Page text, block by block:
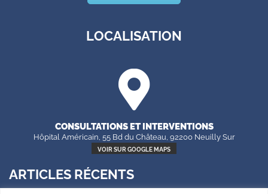
LOCALISATION
CONSULTATIONS ET INTERVENTIONS
Hôpital Américain, 55 Bd du Château, 92200 Neuilly Sur
Seine
VOIR SUR GOOGLE MAPS
ARTICLES RÉCENTS